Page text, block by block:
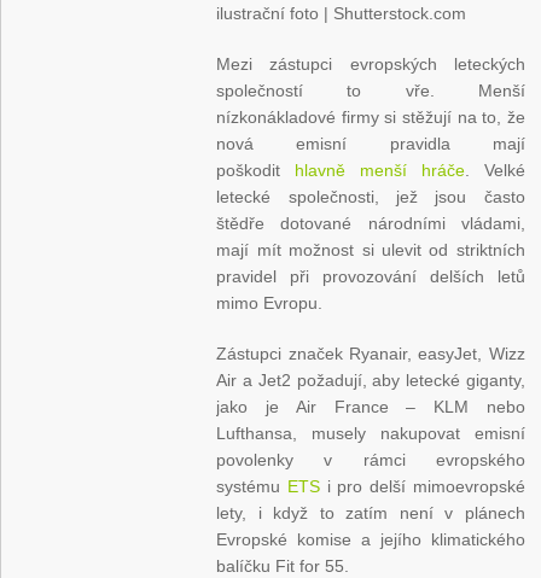
ilustrační foto | Shutterstock.com
Mezi zástupci evropských leteckých
společností to vře. Menší
nízkonákladové firmy si stěžují na to, že
nová emisní pravidla mají
poškodit hlavně menší hráče. Velké
letecké společnosti, jež jsou často
štědře dotované národními vládami,
mají mít možnost si ulevit od striktních
pravidel při provozování delších letů
mimo Evropu.
Zástupci značek Ryanair, easyJet, Wizz
Air a Jet2 požadují, aby letecké giganty,
jako je Air France – KLM nebo
Lufthansa, musely nakupovat emisní
povolenky v rámci evropského
systému ETS i pro delší mimoevropské
lety, i když to zatím není v plánech
Evropské komise a jejího klimatického
balíčku Fit for 55.